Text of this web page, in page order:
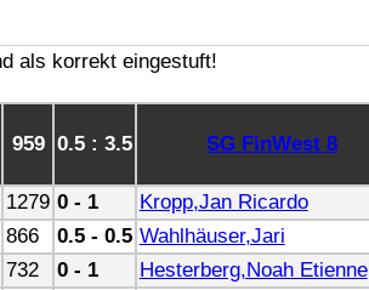
959 0.5 : 3.5 SG FinWest 8
1279 0 - 1 Kropp,Jan Ricardo
866 0.5 - 0.5 Wahlhäuser,Jari
732 0 - 1 Hesterberg,Noah Etienne